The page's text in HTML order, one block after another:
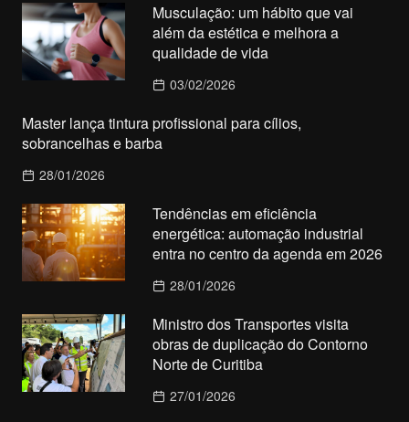
Musculação: um hábito que vai
além da estética e melhora a
qualidade de vida
03/02/2026
Master lança tintura profissional para cílios,
sobrancelhas e barba
28/01/2026
Tendências em eficiência
energética: automação industrial
entra no centro da agenda em 2026
28/01/2026
Ministro dos Transportes visita
obras de duplicação do Contorno
Norte de Curitiba
27/01/2026